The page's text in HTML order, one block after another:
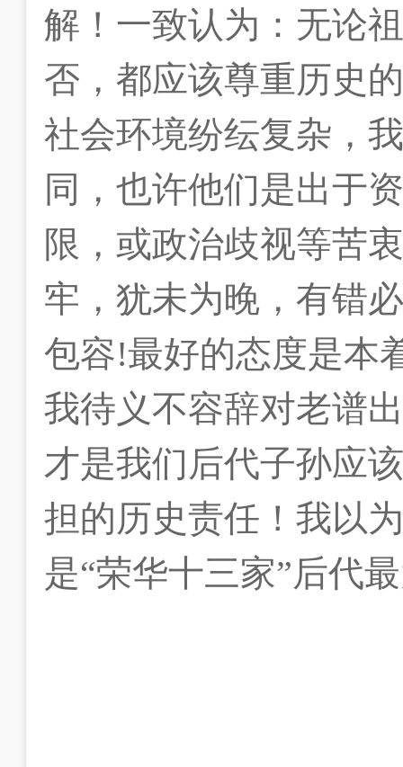
解！一致认为：无论
否，都应该尊重历史
社会环境纷纭复杂，
同，也许他们是出于
限，或政治歧视等苦
牢，犹未为晚，有错
包容!最好的态度是本
我待义不容辞对老谱
才是我们后代子孙应
担的历史责任！我以
是“荣华十三家”后代